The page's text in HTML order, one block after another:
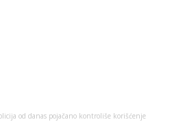
od danas pojačano kontroliše korišćenje